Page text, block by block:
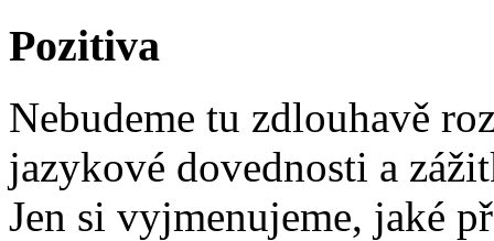
Pozitiva
Nebudeme tu zdlouhavě
jazykové dovednosti a
Jen si vyjmenujeme, jaké